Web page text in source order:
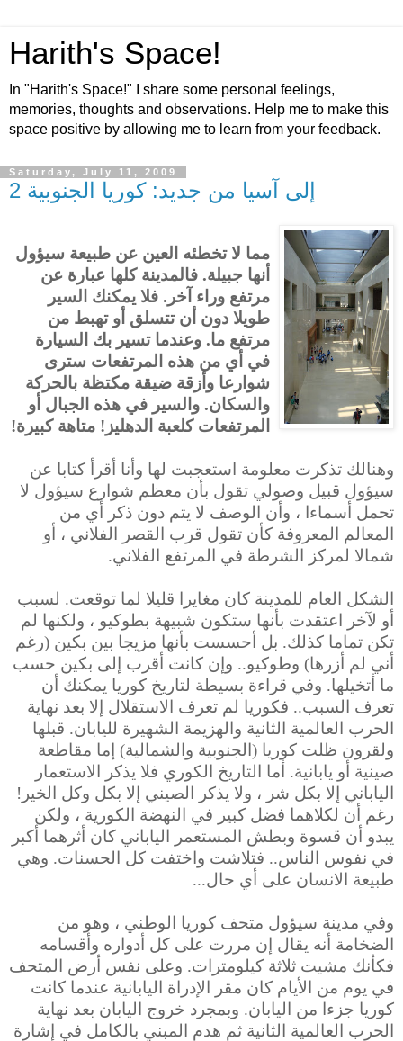
Harith's Space!
In "Harith's Space!" I share some personal feelings,
memories, thoughts and observations. Help me to make this
space positive by allowing me to learn from your feedback.
Saturday, July 11, 2009
إلى آسيا من جديد: كوريا الجنوبية 2
مما لا تخطئه العين عن طبيعة سيؤول
أنها جبيلة. فالمدينة كلها عبارة عن
مرتفع وراء آخر. فلا يمكنك السير
طويلا دون أن تتسلق أو تهبط من
مرتفع ما. وعندما تسير بك السيارة
في أي من هذه المرتفعات سترى
شوارعا وأزقة ضيقة مكتظة بالحركة
والسكان. والسير في هذه الجبال أو
المرتفعات كلعبة الدهليز! متاهة كبيرة!
وهنالك تذكرت معلومة استعجبت لها وأنا أقرأ كتابا عن
سيؤول قبيل وصولي تقول بأن معظم شوارع سيؤول لا
تحمل أسماءا ، وأن الوصف لا يتم دون ذكر أي من
المعالم المعروفة كأن تقول قرب القصر الفلاني ، أو
شمالا لمركز الشرطة في المرتفع الفلاني.
الشكل العام للمدينة كان مغايرا قليلا لما توقعت. لسبب
أو لآخر اعتقدت بأنها ستكون شبيهة بطوكيو ، ولكنها لم
تكن تماما كذلك. بل أحسست بأنها مزيجا بين بكين (رغم
أني لم أزرها) وطوكيو.. وإن كانت أقرب إلى بكين حسب
ما أتخيلها. وفي قراءة بسيطة لتاريخ كوريا يمكنك أن
تعرف السبب.. فكوريا لم تعرف الاستقلال إلا بعد نهاية
الحرب العالمية الثانية والهزيمة الشهيرة لليابان. قبلها
ولقرون ظلت كوريا (الجنوبية والشمالية) إما مقاطعة
صينية أو يابانية. أما التاريخ الكوري فلا يذكر الاستعمار
الياباني إلا بكل شر ، ولا يذكر الصيني إلا بكل وكل الخير!
رغم أن لكلاهما فضل كبير في النهضة الكورية ، ولكن
يبدو أن قسوة وبطش المستعمر الياباني كان أثرهما أكبر
في نفوس الناس.. فتلاشت واختفت كل الحسنات. وهي
طبيعة الانسان على أي حال...
وفي مدينة سيؤول متحف كوريا الوطني ، وهو من
الضخامة أنه يقال إن مررت على كل أدواره وأقسامه
فكأنك مشيت ثلاثة كيلومترات. وعلى نفس أرض المتحف
في يوم من الأيام كان مقر الإدراة اليابانية عندما كانت
كوريا جزءا من اليابان. وبمجرد خروج اليابان بعد نهاية
الحرب العالمية الثانية ثم هدم المبني بالكامل في إشارة